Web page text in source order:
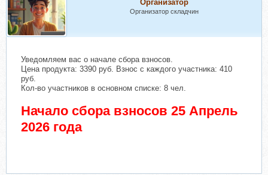
Организатор
Организатор складчин
Уведомляем вас о начале сбора взносов.
Цена продукта: 3390 руб. Взнос с каждого участника: 410
руб.
Кол-во участников в основном списке: 8 чел.
Начало сбора взносов 25 Апрель
2026 года